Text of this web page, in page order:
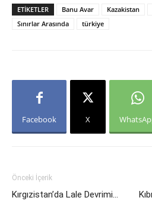
ETIKETLER Banu Avar Kazakistan
Sınırlar Arasında
türkiye
Facebook X
Önceki İçerik
Kırgızistan’da Lale Devrimi…